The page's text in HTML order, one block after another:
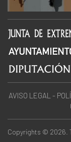
AVISO LEGAL -
Copyrights © 2026.